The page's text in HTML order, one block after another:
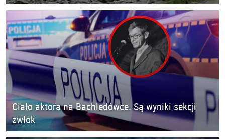
Ciało aktora na Bachledówce. Są wyniki sekcji
zwłok